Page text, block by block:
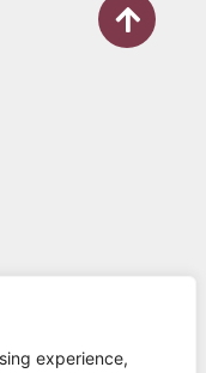
experience,
– 15:00